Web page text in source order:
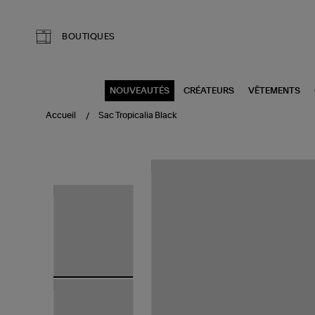
BOUTIQUES
NOUVEAUTÉS CRÉATEURS VÊTEMENTS
Accueil Sac Tropicalia Black